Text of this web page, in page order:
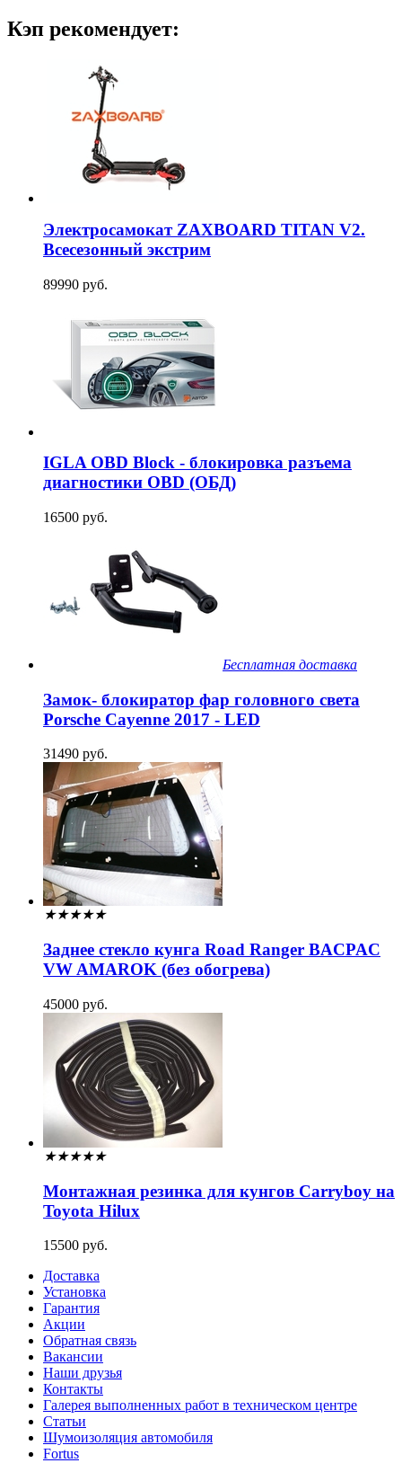
Кэп рекомендует:
Электросамокат ZAXBOARD TITAN V2.
Всесезонный экстрим
89990 руб.
IGLA OBD Block - блокировка разъема
диагностики OBD (ОБД)
16500 руб.
Бесплатная доставка
Замок- блокиратор фар головного света
Porsche Cayenne 2017 - LED
31490 руб.
★★★★★
Заднее стекло кунга Road Ranger BACPAC
VW AMAROK (без обогрева)
45000 руб.
★★★★★
Монтажная резинка для кунгов Carryboy на
Toyota Hilux
15500 руб.
Доставка
Установка
Гарантия
Акции
Обратная связь
Вакансии
Наши друзья
Контакты
Галерея выполненных работ в техническом центре
Статьи
Шумоизоляция автомобиля
Fortus